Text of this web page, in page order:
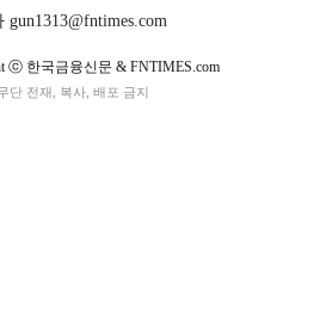
ⓒ 한국금융신문 & FNTIMES.com
단 전재, 복사, 배포 금지